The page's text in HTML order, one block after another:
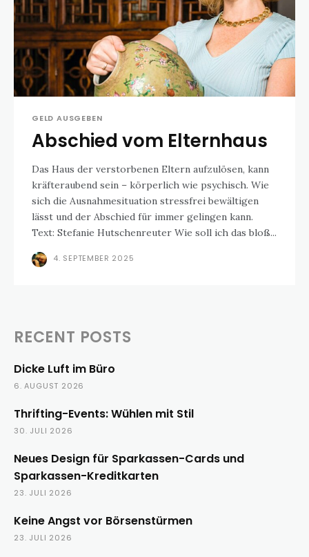
GELD AUSGEBEN
Abschied vom Elternhaus
Das Haus der verstorbenen Eltern aufzulösen, kann
kräfteraubend sein – körperlich wie psychisch. Wie
sich die Ausnahmesituation stressfrei bewältigen
lässt und der Abschied für immer gelingen kann.
Text: Stefanie Hutschenreuter Wie soll ich das bloß...
4. SEPTEMBER 2025
RECENT POSTS
Dicke Luft im Büro
6. AUGUST 2026
Thrifting-Events: Wühlen mit Stil
30. JULI 2026
Neues Design für Sparkassen-Cards und
Sparkassen-Kreditkarten
23. JULI 2026
Keine Angst vor Börsenstürmen
23. JULI 2026